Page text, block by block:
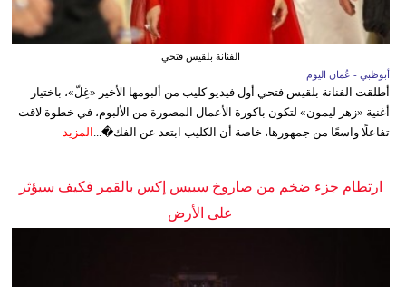
الفنانة بلقيس فتحي
أبوظبي - عُمان اليوم
أطلقت الفنانة بلقيس فتحي أول فيديو كليب من ألبومها الأخير «غِلّ»، باختيار
أغنية «زهر ليمون» لتكون باكورة الأعمال المصورة من الألبوم، في خطوة لاقت
تفاعلًا واسعًا من جمهورها، خاصة أن الكليب ابتعد عن الفك�... المزيد
ارتطام جزء ضخم من صاروخ سبيس إكس بالقمر فكيف سيؤثر
على الأرض